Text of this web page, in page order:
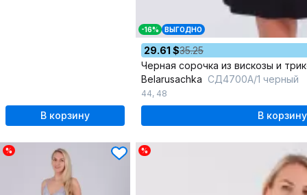
В корзину
-16% ВЫГОДНО
29.61 $35.25
Черная сорочка из вискозы и
Belarusachka СД4700А/1 черный
44, 48
В корзину
% %